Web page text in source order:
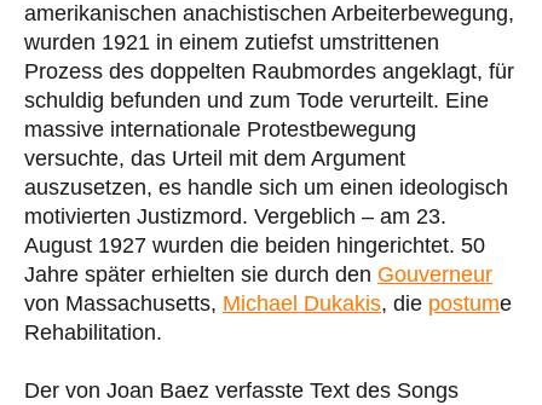
amerikanischen anachistischen Arbeiterbewegung,
wurden 1921 in einem zutiefst umstrittenen
Prozess des doppelten Raubmordes angeklagt, für
schuldig befunden und zum Tode verurteilt. Eine
massive internationale Protestbewegung
versuchte, das Urteil mit dem Argument
auszusetzen, es handle sich um einen ideologisch
motivierten Justizmord. Vergeblich – am 23.
August 1927 wurden die beiden hingerichtet. 50
Jahre später erhielten sie durch den Gouverneur
von Massachusetts, Michael Dukakis, die postume
Rehabilitation.
Der von Joan Baez verfasste Text des Songs